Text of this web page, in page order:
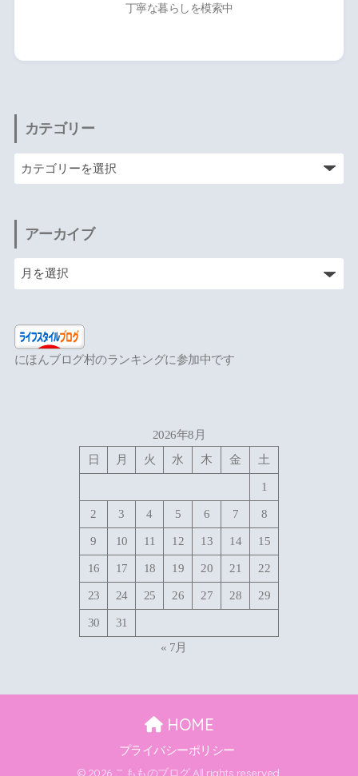
丁寧な暮らしを模索中
カテゴリー
アーカイブ
にほんブログ村のランキングに参加中です
2026年8月
日
月 火 水 木 金 土
1
2 3 4 5 6 7 8
9 10 11 12 13 14 15
16 17 18 19 20 21 22
23 24 25 26 27 28 29
30
31
« 7月
HOME
プライバシーポリシー
© 2026 こもものブログ All rights reserved.